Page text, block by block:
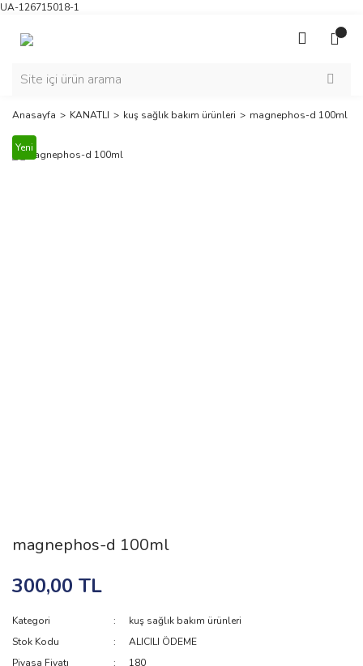
UA-126715018-1
Anasayfa KANATLI kuş sağlık bakım ürünleri magnephos-d 100ml
Yeni
magnephos-d 100ml
300,00 TL
Kategori
kuş sağlık bakım ürünleri
Stok Kodu
ALICILI ÖDEME
Piyasa Fiyatı
180